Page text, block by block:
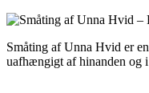
Småting af Unna Hvid er
uafhængigt af hinanden